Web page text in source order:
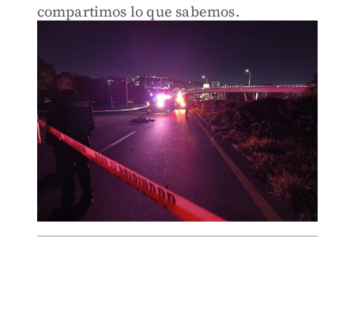
compartimos lo que sabemos.